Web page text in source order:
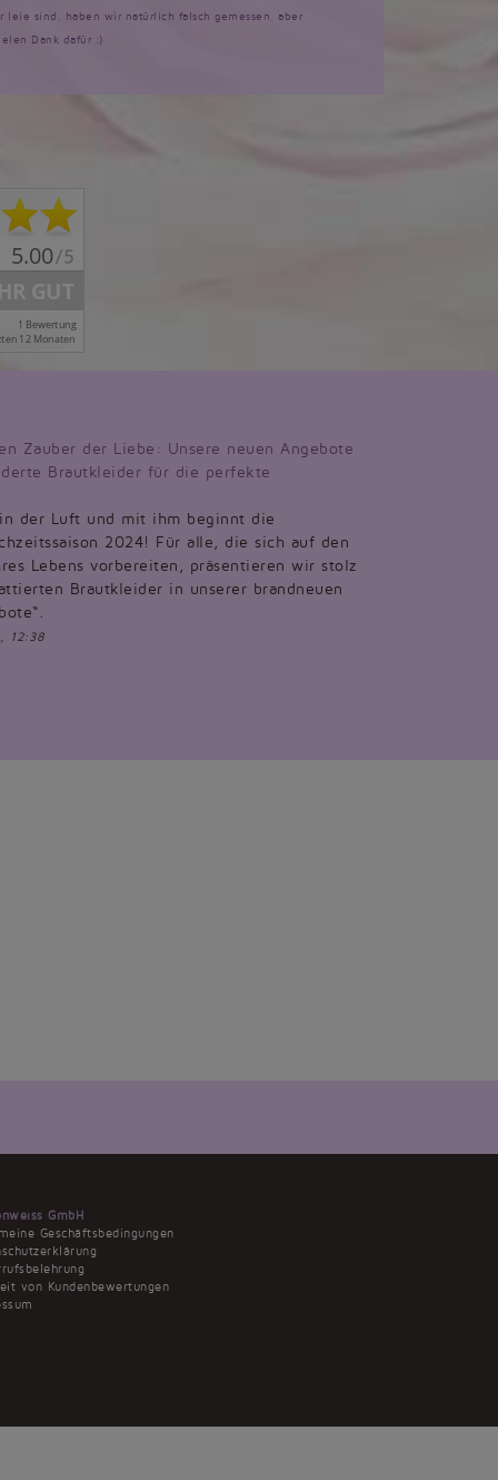
leie sind, haben wir natürlich falsch gemessen, aber
Dank dafür :)
Zauber der Liebe: Unsere neuen Angebote
Brautkleider für die perfekte
der Luft und mit ihm beginnt die
2024! Für alle, die sich auf den
Lebens vorbereiten, präsentieren wir stolz
Brautkleider in unserer brandneuen
12:38
GmbH
Geschäftsbedingungen
von Kundenbewertungen